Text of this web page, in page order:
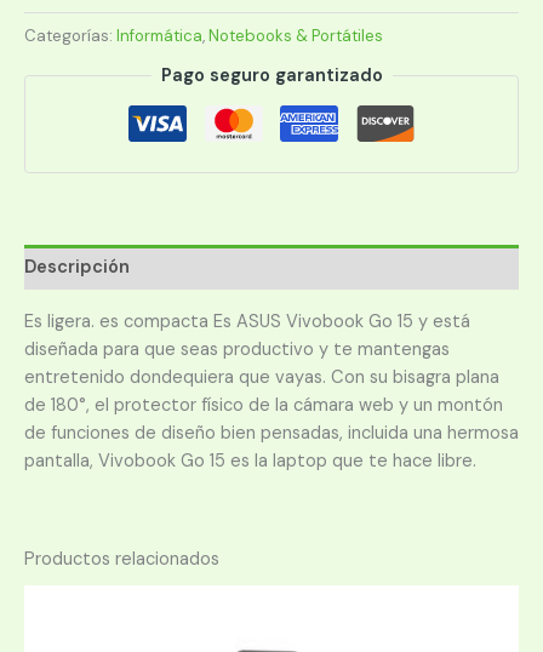
15
E1504GA-
Categorías: Informática,Notebooks & Portátiles
Pago seguro garantizado
Descripción
Es ligera. es compacta Es ASUS Vivobook Go 15 y está
diseñada para que seas productivo y te mantengas
entretenido dondequiera que vayas. Con su bisagra plana
de 180°, el protector físico de la cámara web y un montón
de funciones de diseño bien pensadas, incluida una hermosa
pantalla, Vivobook Go 15 es la laptop que te hace libre.
Productos relacionados